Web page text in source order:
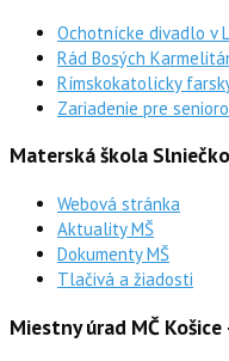
Ochotnícke divadlo v
Rád Bosých
Rímskokatolícky
Zariadenie pre
Materská škola Slniečko
Webová stránka
Aktuality MŠ
Dokumenty MŠ
Tlačivá a žiadosti
Miestny úrad MČ